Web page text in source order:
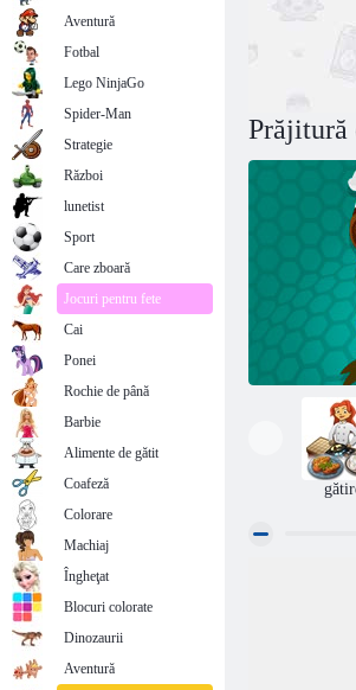
Prăjitură
Aventură
Fotbal
Lego NinjaGo
Spider-Man
Strategie
Război
lunetist
Sport
Care zboară
Jocuri pentru fete
Cai
Ponei
Rochie de până
Barbie
Alimente de gătit
Coafeză
Colorare
Machiaj
Îngheţat
Blocuri colorate
Dinozaurii
Aventură